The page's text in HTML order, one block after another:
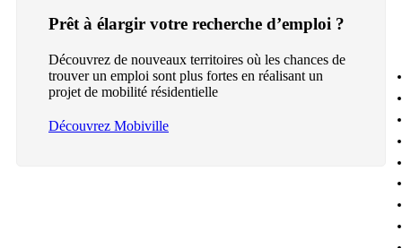
Prêt à élargir votre recherche d’emploi ?
Découvrez de nouveaux territoires où les chances de
trouver un emploi sont plus fortes en réalisant un
projet de mobilité résidentielle
Découvrez Mobiville